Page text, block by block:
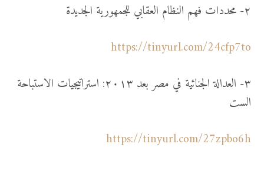
٢- محددات فهم النظام العقابي للجمهورية الجديدة
https://tinyurl.com/24cfp7to
٣- العدالة الجنائية في مصر بعد ٢٠١٣: استراتيجيات الاستباحة
الست
https://tinyurl.com/27zpbo6h